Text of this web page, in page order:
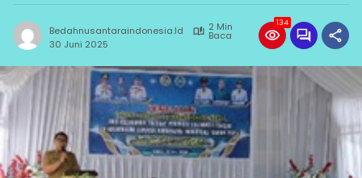
Bedahnusantaraindonesia.id 2 Min
Baca
30 Juni 2025
134